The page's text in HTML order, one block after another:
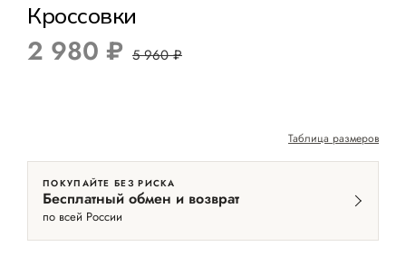
Кроссовки
2 980 ₽ 5 960 ₽
Таблица размеров
ПОКУПАЙТЕ БЕЗ РИСКА
Бесплатный обмен и возврат
по всей России